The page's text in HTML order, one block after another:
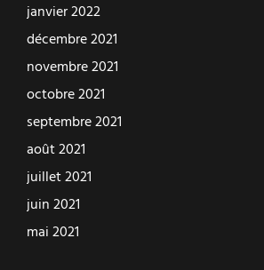
janvier 2022
décembre 2021
novembre 2021
octobre 2021
septembre 2021
août 2021
juillet 2021
juin 2021
mai 2021